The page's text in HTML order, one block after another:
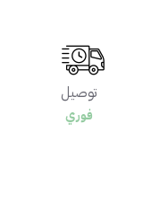
توصيل
فوري